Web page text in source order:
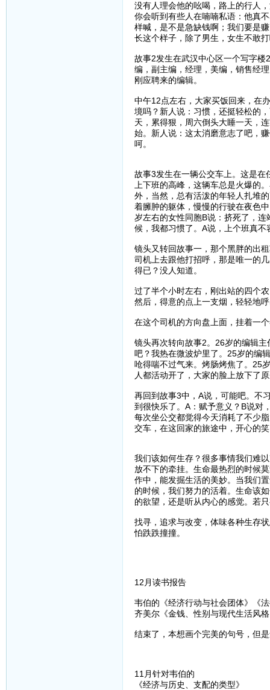
没有人理会他的吆喝，路上的行人
你会听到有些人在喃喃私语：他真
样喊，是不是急缺钱啊；我们要是
长这个样子，除了男生，女生不敢
故事2发生在武汉中心区一个写字
编，副主编，经理，美编，销售经
刚应聘来的编辑。
中午12点左右，大家买饭回来，在
境吗？新人说：习惯，还挺轻松的
天，累得狠，周六倒头大睡一天，
始。新人说：这太消磨意志了吧，
呵。
故事3发生在一辆公交车上。这是
上下班的高峰，这辆车总是火爆的
外，当然，总有活泼的年轻人扎堆
着臃肿的躯体，慢慢的行驶在夜色
岁左右的女性同胞B说：挤死了，
候，我都习惯了。A说，上个班真
镜头又转回故事一，那个黑胖的出
司机上去跟他打招呼，那是唯一的
得已？没人知道。
过了半个小时左右，刚出站的四个
然后，得意的点上一支烟，轻轻地
在这个司机的方向盘上面，挂着一
镜头再次转向故事2。26岁的编辑
吧？我热在微波炉里了。25岁的编
呛得喘不过气来。烤肠烤焦了。25
人都活动开了，大家的脸上放下了
再回到故事3中，A说，可能吧。不
到很快乐了。A：赋予意义？B说对
每次坐公交都觉得今天消耗了不少
交车，在这回家的旅途中，开心的
我们该如何生存？很多事情我们难
放不下的牵挂。生命最热烈的时候
作中，能发掘生活的美妙。当我们
的时候，我们努力的活着。生命该
的欲望，还是听从内心的感觉。若
找寻，追求与改变，体味各种生存
怕跌跌撞撞。
12月读书报告
韦伯的《经济行动与社会团体》《
齐美尔《金钱、性别与现代生活风
结束了，本想画个完美的句号，但
11月针对韦伯的
《经济与历史、支配的类型》